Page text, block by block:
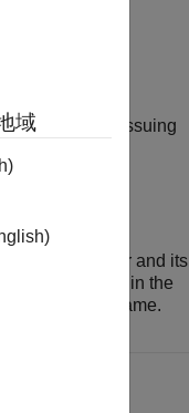
instance. Issuing
working folder and its
server instance in the
the server name.
域